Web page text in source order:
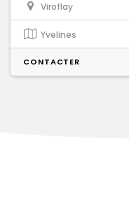
Viroflay
Yvelines
CONTACTER